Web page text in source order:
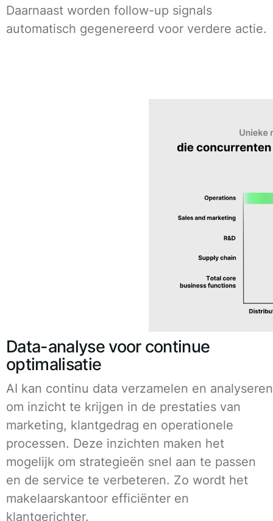
Daarnaast worden follow-up signals
automatisch gegenereerd voor verdere actie.
Data-analyse voor continue
optimalisatie
AI kan continu data verzamelen en analyseren
om inzicht te krijgen in de prestaties van
marketing, klantgedrag en operationele
processen. Deze inzichten maken het
mogelijk om strategieën snel aan te passen
en de service te verbeteren. Zo wordt het
makelaarskantoor efficiënter en
klantgerichter.